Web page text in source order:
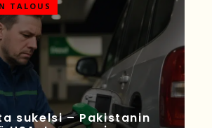
TALOUS
sukelsi – Pakistanin